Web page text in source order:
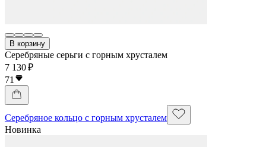
В корзину
Серебряные серьги с горным хрусталем
7 130 ₽
71
Серебряное кольцо с горным хрусталем
Новинка